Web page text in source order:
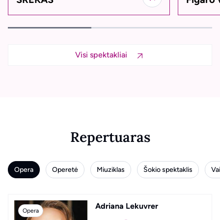
Visi spektakliai
Repertuaras
Opera Operetė Miuziklas Šokio spektaklis
Opera Adriana Lekuvrer
Operetė LINKSMOJI NAŠLĖ
Miuziklas Elisabeth
Šokio spektaklis Dezdemona
Vaikams Aladinas
Koncertas Naujų metų koncertas